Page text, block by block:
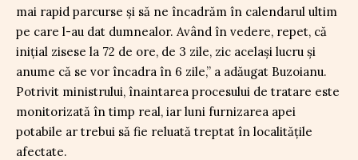
mai rapid parcurse și să ne încadrăm în calendarul ultim
pe care l-au dat dumnealor. Având în vedere, repet, că
inițial zisese la 72 de ore, de 3 zile, zic același lucru și
anume că se vor încadra în 6 zile,” a adăugat Buzoianu.
Potrivit ministrului, înaintarea procesului de tratare este
monitorizată în timp real, iar luni furnizarea apei
potabile ar trebui să fie reluată treptat în localitățile
afectate.